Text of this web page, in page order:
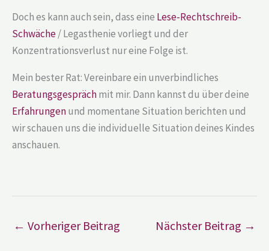
Doch es kann auch sein, dass eine Lese-Rechtschreib-
Schwäche/ Legasthenie vorliegt und der
Konzentrationsverlust nur eine Folge ist.
Mein bester Rat: Vereinbare ein unverbindliches
Beratungsgesprächmit mir. Dann kannst du über deine
Erfahrungenund momentane Situation berichten und
wir schauen uns die individuelle Situation deines Kindes
anschauen.
← Vorheriger Beitrag Nächster Beitrag →